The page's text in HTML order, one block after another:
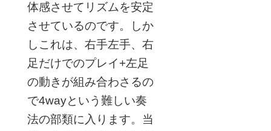
体感させてリズムを安定
させているのです。しか
しこれは、右手左手、右
足だけでのプレイ+左足
の動きが組み合わさるの
で4wayという難しい奏
法の部類に入ります。当